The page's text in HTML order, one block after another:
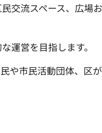
交流スペース、広場
運営を目指します。
や市民活動団体、区